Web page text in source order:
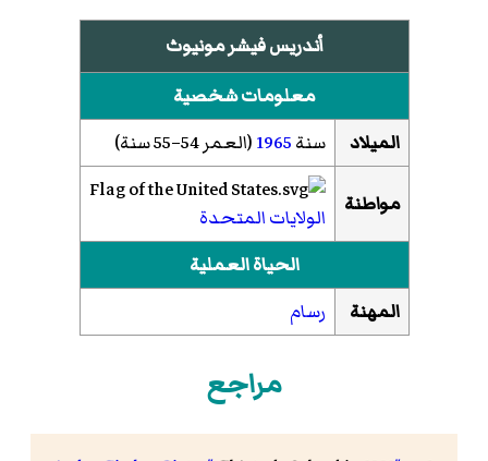
أندريس فيشر مونيوث
معلومات شخصية
الميلاد
سنة1965(العمر 54–55 سنة)
مواطنة
الولايات المتحدة
الحياة العملية
المهنة
رسام
مراجع